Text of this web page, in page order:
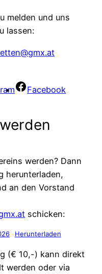
melden und uns
lassen:
Facebook
werden? Dann
herunterladen,
an den Vorstand
schicken:
Herunterladen
(€ 10,-) kann direkt
werden oder via